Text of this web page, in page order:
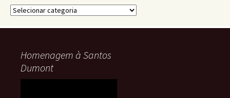
Categorias
Homenagem à Santos
Dumont